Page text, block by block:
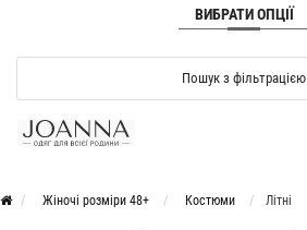
ВИБРАТИ ОПЦІЇ
Пошук з фільтрацією
Жіночі розміри 48+ Костюми Літні